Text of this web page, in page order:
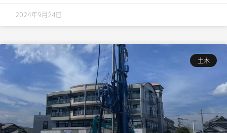
2024年9月24日
土木